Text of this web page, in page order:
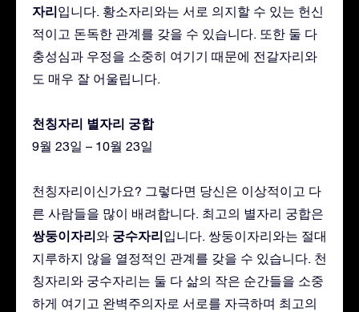
자리입니다. 황소자리와는 서로 의지할 수 있는 헌신
적이고 돈독한 관계를 갖을 수 있습니다. 또한 둘 다
충성심과 우정을 소중히 여기기 때문에 전갈자리와
도 매우 잘 어울립니다.
천칭자리 별자리 궁합
9월 23일 – 10월 23일
천칭자리이신가요? 그렇다면 당신은 이상적이고 다
른 사람들을 많이 배려합니다. 최고의 별자리 궁합은
쌍둥이자리와 궁수자리입니다. 쌍둥이자리와는 절대
지루하지 않을 열정적인 관계를 갖을 수 있습니다. 천
칭자리와 궁수자리는 둘 다 삶의 작은 순간들을 소중
하게 여기고 완벽주의자로 서로를 자극하며 최고의